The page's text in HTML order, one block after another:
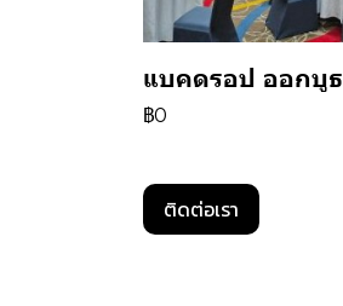
แบคดรอป ออกบูธ
฿0
ติดต่อเรา